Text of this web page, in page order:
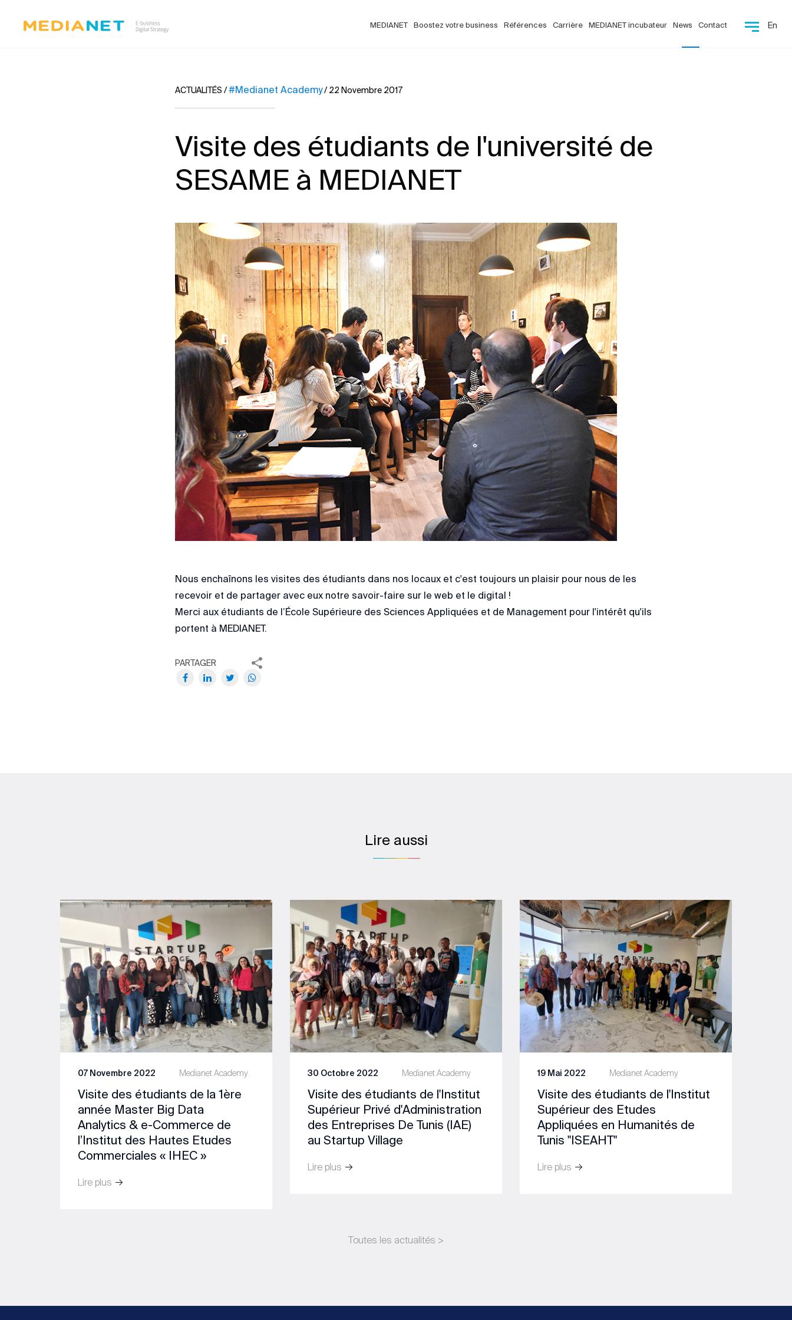
MEDIANET Boostez votre business Références Carrière MEDIANET incubateur News Contact En
ACTUALITÉS /#Medianet Academy/ 22 Novembre 2017
Visite des étudiants de l'université de
SESAME à MEDIANET
Nous enchaînons les visites des étudiants dans nos locaux et c'est toujours un plaisir pour nous de les
recevoir et de partager avec eux notre savoir-faire sur le web et le digital !
Merci aux étudiants de l’École Supérieure des Sciences Appliquées et de Management pour l'intérêt qu'ils
portent à MEDIANET.
PARTAGER
Lire aussi
Medianet Academy
07 Novembre 2022
Visite des étudiants de la 1ère
année Master Big Data
Analytics & e-Commerce de
l’Institut des Hautes Etudes
Commerciales « IHEC »
Lire plus
Medianet Academy
30 Octobre 2022
Visite des étudiants de l'Institut
Supérieur Privé d'Administration
des Entreprises De Tunis (IAE)
au Startup Village
Lire plus
Medianet Academy
19 Mai 2022
Visite des étudiants de l'Institut
Supérieur des Etudes
Appliquées en Humanités de
Tunis "ISEAHT"
Lire plus
Toutes les actualités >